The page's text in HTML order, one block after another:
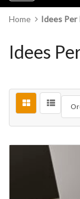
Home Idees Per
Idees